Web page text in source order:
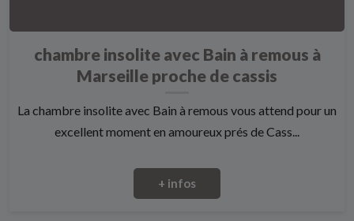
chambre insolite avec Bain à remous à
Marseille proche de cassis
La chambre insolite avec Bain à remous vous attend pour un
excellent moment en amoureux prés de Cass...
+ infos